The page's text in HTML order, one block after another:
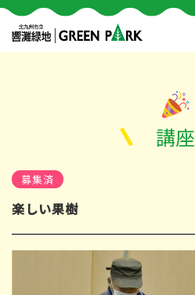
講座
募集済
楽しい果樹